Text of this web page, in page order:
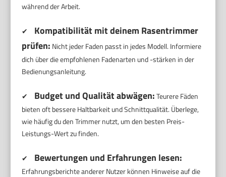
während der Arbeit.
✔
Kompatibilität mit deinem Rasentrimmer
prüfen: Nicht jeder Faden passt in jedes Modell. Informiere
dich über die empfohlenen Fadenarten und -stärken in der
Bedienungsanleitung.
✔ Budget und Qualität abwägen:Teurere Fäden
bieten oft bessere Haltbarkeit und Schnittqualität. Überlege,
wie häufig du den Trimmer nutzt, um den besten Preis-
Leistungs-Wert zu finden.
✔ Bewertungen und Erfahrungen lesen:
Erfahrungsberichte anderer Nutzer können Hinweise auf die